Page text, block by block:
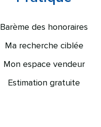
Barème des honoraires
Ma recherche ciblée
Mon espace vendeur
Estimation gratuite